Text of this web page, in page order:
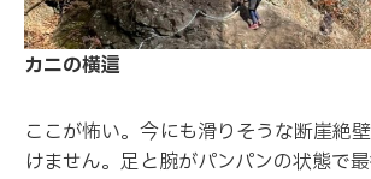
カニの横這
ここが怖い。今にも滑りそうな断崖絶
けません。足と腕がパンパンの状態で